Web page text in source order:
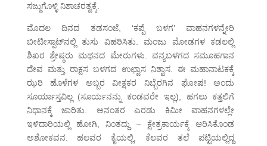
ಸಜ್ಜುಗೊಳ್ಳಿ ನಿಶಾಚರತ್ವಕ್ಕೆ.
ಮೊದಲ ದಿನದ ತಡಸಂಜೆ, ‘ಕಪ್ಪೆ ಬಳಗ’ ವಾಹನಗಳನ್ನೇರಿ
ಬೀಟೀಸ್ಪಾಟ್‌ನಲ್ಲಿ ತುಸು ವಿಹರಿಸಿತು. ಮಂಜು ಮೋಡಗಳ ಕಡಲಲ್ಲಿ
ಶಿಖರ ಶ್ರೇಷ್ಠರು ಮಥನದ ಮೇರುಗಳು. ವನ್ಯಬಳಗದ ಸಮೂಹಗಾನ
ದೇವ ಮತ್ತು ರಾಕ್ಷಸ ಬಳಗದ ಉಛ್ವಾಸ ನಿಶ್ವಾಸ. ಈ ಮಹಾನಾಟಕಕ್ಕೆ
ಝರಿ ಹೊಳೆಗಳ ಅಬ್ಬರ ವೀಕ್ಷಕರ ನಿಬ್ಬೆರಗಿನ ಘೋಷ! ಅಂದು
ಸೂರ್ಯಾಸ್ತವಿಲ್ಲ (ಸೂರ್ಯನನ್ನು ಕಂಡವರೇ ಇಲ್ಲ), ಹಗಲು ಕತ್ತಲಿಗೆ
ನಿಧಾನಕ್ಕೆ ಜಾರಿತು. ಅನಂತರ ಎರಡು ಕಿಮೀ ವಾಹನಗಳಲ್ಲೇ
ಇಳಿದಾರಿಯಲ್ಲಿ ಹೋಗಿ, ನಿಂತದ್ದು – ಕ್ಷೇತ್ರಕಾರ್ಯಕ್ಕೆ ಆರಿಸಿಕೊಂಡ
ಅಶೋಕವನ. ಹಲವರ ಕೈಯಲ್ಲಿ, ಕೆಲವರ ತಲೆ ಪಟ್ಟಿಯಲ್ಲಿದ್ದ